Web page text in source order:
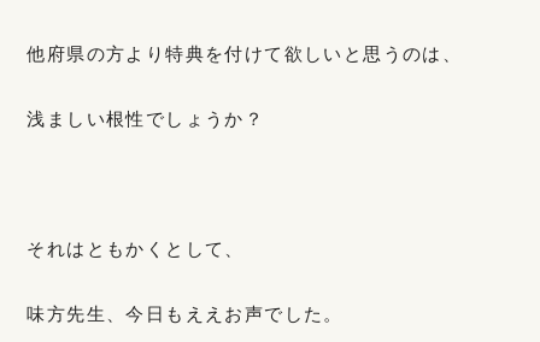
他府県の方より特典を付けて欲しいと思うのは、
浅ましい根性でしょうか？
それはともかくとして、
味方先生、今日もええお声でした。